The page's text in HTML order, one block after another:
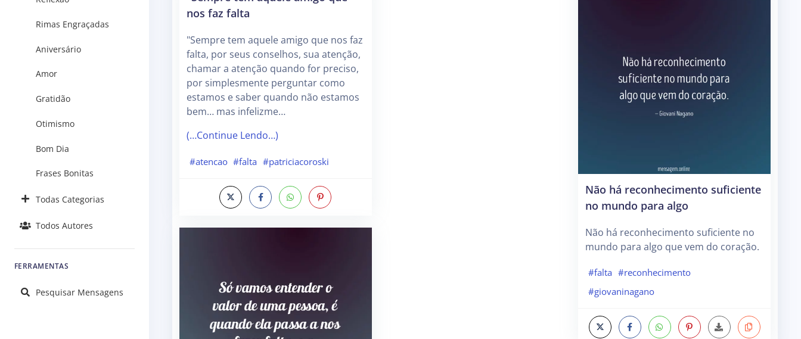
Rimas Engraçadas
Aniversário
Amor
Gratidão
Otimismo
Bom Dia
Frases Bonitas
Todas Categorias
Todos Autores
FERRAMENTAS
Pesquisar Mensagens
nos faz falta
‎"Sempre tem aquele amigo que nos faz
falta, por seus conselhos, sua atenção,
chamar a atenção quando for preciso,
por simplesmente perguntar como
estamos e saber quando não estamos
bem… mas infelizme…
(…Continue Lendo…)
#atencao #falta #patriciacoroski
Não há reconhecimento suficiente
no mundo para algo
Não há reconhecimento suficiente no
mundo para algo que vem do coração.
#falta #reconhecimento
#giovaninagano